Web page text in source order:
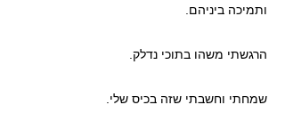
ותמיכה ביניהם.
הרגשתי משהו בתוכי נדלק.
שמחתי וחשבתי שזה בכיס שלי.